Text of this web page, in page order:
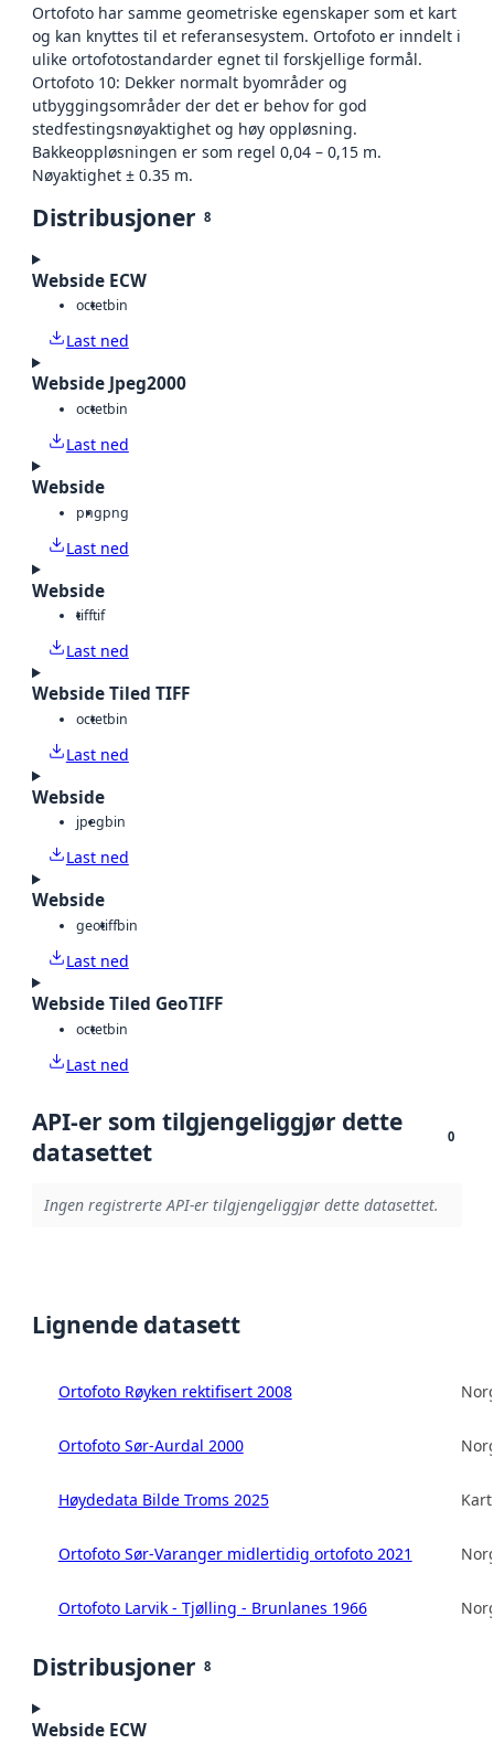
Ortofoto har samme geometriske egenskaper som et kart
og kan knyttes til et referansesystem. Ortofoto er inndelt i
ulike ortofotostandarder egnet til forskjellige formål.
Ortofoto 10: Dekker normalt byområder og
utbyggingsområder der det er behov for god
stedfestingsnøyaktighet og høy oppløsning.
Bakkeoppløsningen er som regel 0,04 – 0,15 m.
Nøyaktighet ± 0.35 m.
Distribusjoner 8
Webside ECW
octetbin
Last ned
Webside Jpeg2000
octetbin
Last ned
Webside
pngpng
Last ned
Webside
tifftif
Last ned
Webside Tiled TIFF
octetbin
Last ned
Webside
jpegbin
Last ned
Webside
geotiffbin
Last ned
Webside Tiled GeoTIFF
octetbin
Last ned
API-er som tilgjengeliggjør dette
datasettet
0
Ingen registrerte API-er tilgjengeliggjør dette datasettet.
Lignende datasett
Ortofoto Røyken rektifisert 2008
Ortofoto Sør-Aurdal 2000
Høydedata Bilde Troms 2025
Ortofoto Sør-Varanger midlertidig ortofoto 2021
Ortofoto Larvik - Tjølling - Brunlanes 1966
Distribusjoner 8
Webside ECW